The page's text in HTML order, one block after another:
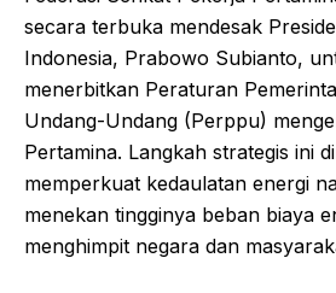
b
o
o
k
A
p
p
secara terbuka mendesak
Indonesia, Prabowo Subianto,
menerbitkan Peraturan
Undang-Undang (Perppu)
Pertamina. Langkah strategis ini
memperkuat kedaulatan energi
menekan tingginya beban biaya
menghimpit negara dan